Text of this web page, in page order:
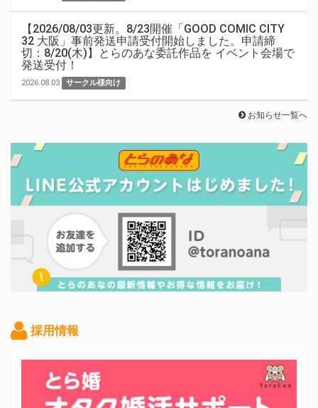
【2026/08/03更新。8/23開催「GOOD COMIC CITY
32 大阪」事前発送申請受付開始しました。申請締
切：8/20(木)】とらのあな委託作品を イベント会場で
発送受付！
2026.08.03 サークル様向け
お知らせ一覧へ
採用情報